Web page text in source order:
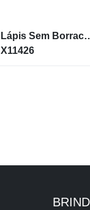
Lápis
X11426